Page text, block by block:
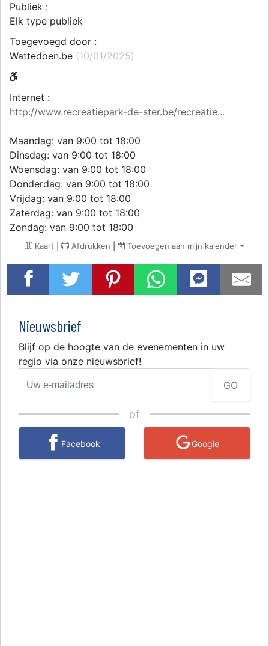
Publiek :
Elk type publiek
Toegevoegd door :
Wattedoen.be (10/01/2025)
Internet :
http://www.recreatiepark-de-ster.be/recreatie...
Maandag: van 9:00 tot 18:00
Dinsdag: van 9:00 tot 18:00
Woensdag: van 9:00 tot 18:00
Donderdag: van 9:00 tot 18:00
Vrijdag: van 9:00 tot 18:00
Zaterdag: van 9:00 tot 18:00
Zondag: van 9:00 tot 18:00
Kaart | Afdrukken | Toevoegen aan mijn kalender
Nieuwsbrief
Blijf op de hoogte van de evenementen in uw
regio via onze nieuwsbrief!
GO
of
Facebook Google